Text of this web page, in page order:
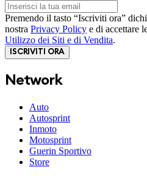
Premendo il tasto “Iscriviti ora”
nostra Privacy Policy e di accettare
Utilizzo dei Siti e di Vendita.
ISCRIVITI ORA
Network
Auto
Autosprint
Inmoto
Motosprint
Guerin Sportivo
Store